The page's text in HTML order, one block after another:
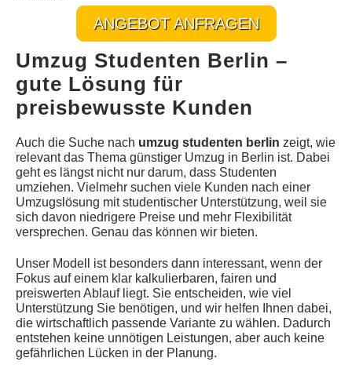
ANGEBOT ANFRAGEN
Umzug Studenten Berlin –
gute Lösung für
preisbewusste Kunden
Auch die Suche nach umzug studenten berlin zeigt, wie
relevant das Thema günstiger Umzug in Berlin ist. Dabei
geht es längst nicht nur darum, dass Studenten
umziehen. Vielmehr suchen viele Kunden nach einer
Umzugslösung mit studentischer Unterstützung, weil sie
sich davon niedrigere Preise und mehr Flexibilität
versprechen. Genau das können wir bieten.
Unser Modell ist besonders dann interessant, wenn der
Fokus auf einem klar kalkulierbaren, fairen und
preiswerten Ablauf liegt. Sie entscheiden, wie viel
Unterstützung Sie benötigen, und wir helfen Ihnen dabei,
die wirtschaftlich passende Variante zu wählen. Dadurch
entstehen keine unnötigen Leistungen, aber auch keine
gefährlichen Lücken in der Planung.